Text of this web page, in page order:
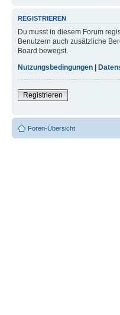
REGISTRIEREN
Du musst in diesem Forum
Benutzern auch zusätzliche
Board bewegst.
Nutzungsbedingungen
Registrieren
Foren-Übersicht